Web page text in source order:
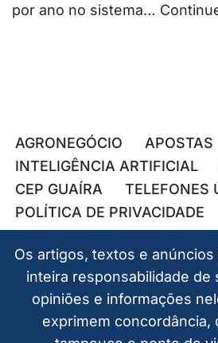
por ano no sistema…
AGRONEGÓCIO APOSTAS
INTELIGÊNCIA ARTIFICIAL
CEP GUAÍRA
TELEFONES
POLÍTICA DE PRIVACIDADE
Os artigos, textos e
inteira responsabilidade de
opiniões e informações
exprimem concordância,